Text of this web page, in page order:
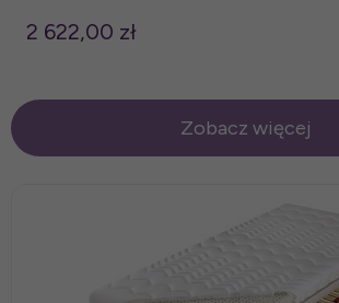
2 622,00 zł
Zobacz więcej